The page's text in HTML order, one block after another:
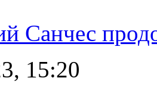
Санчес
15:20